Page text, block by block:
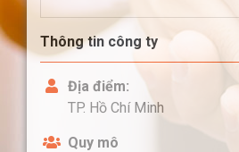
Thông tin công ty
Địa điểm:
TP. Hồ Chí Minh
Quy mô